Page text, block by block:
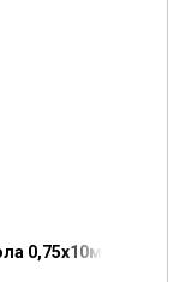
0,75х10м